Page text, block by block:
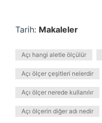
Tarih: Makaleler
Açı hangi aletle ölçülür
Açı ölçer çeşitleri nelerdir
Açı ölçer nerede kullanılır
Açı ölçerin diğer adı nedir